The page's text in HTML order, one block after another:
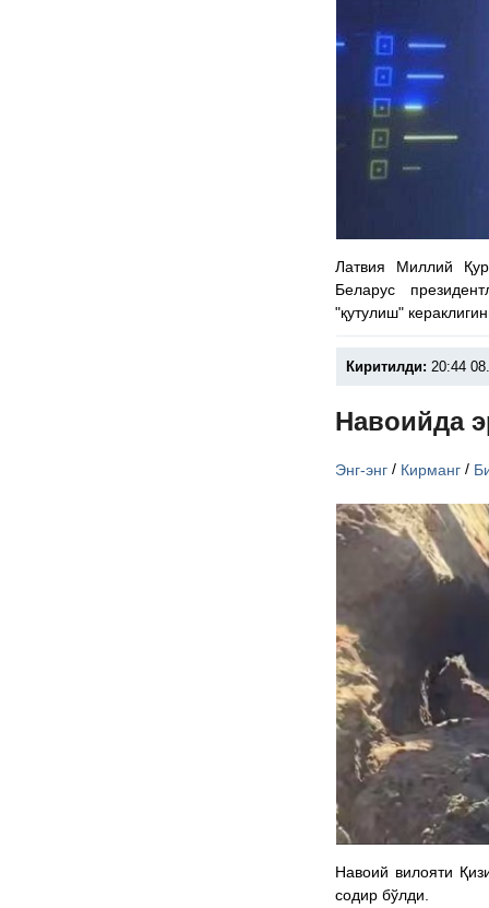
Латвия Миллий
Беларус
"қутулиш"
Киритилди: 20:44
Навоийда
Энг-энг / Кирманг /
Навоий вилояти
содир бўлди.